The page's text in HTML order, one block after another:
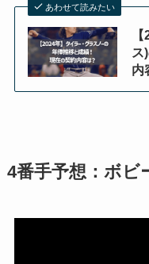
あわせて読みたい
ス
内
4番手予想：ボビ